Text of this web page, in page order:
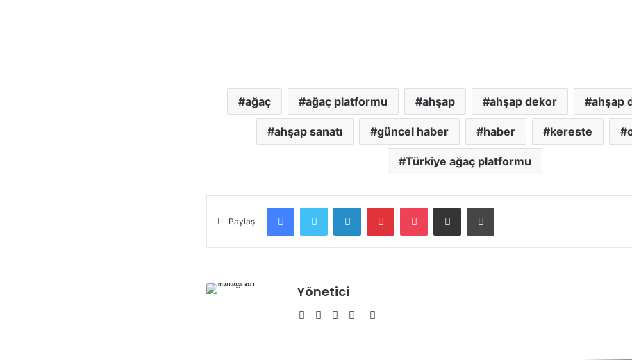
ağaç ağaç platformu ahşap ahşap dekor ahşap
ahşap sanatı güncel haber haber kereste
Türkiye ağaç platformu
Paylaş
FacebookTwitter LinkedIn PinterestPocket E-Posta ile paylaş
Yönetici
Facebook
TwitterYouTubePinterest